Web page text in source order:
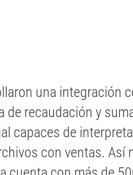
una integración
de recaudación y
capaces de
con ventas. Así